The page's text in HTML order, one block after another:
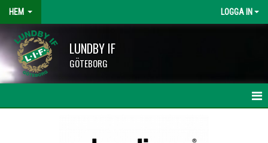
HEM LOGGA IN
LUNDBY IF
GÖTEBORG